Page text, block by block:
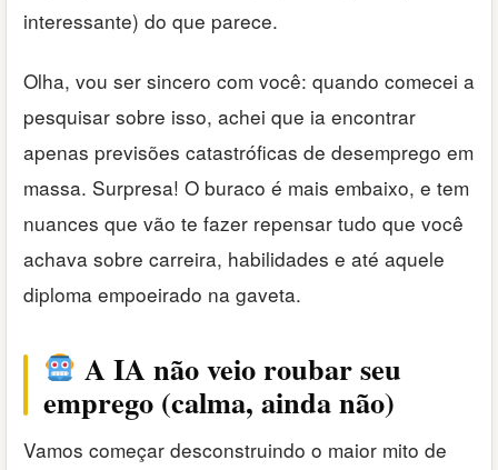
interessante) do que parece.
Olha, vou ser sincero com você: quando comecei a
pesquisar sobre isso, achei que ia encontrar
apenas previsões catastróficas de desemprego em
massa. Surpresa! O buraco é mais embaixo, e tem
nuances que vão te fazer repensar tudo que você
achava sobre carreira, habilidades e até aquele
diploma empoeirado na gaveta.
A IA não veio roubar seu
emprego (calma, ainda não)
Vamos começar desconstruindo o maior mito de